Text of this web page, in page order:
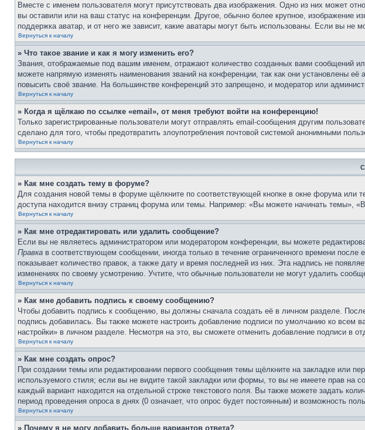
Вместе с именем пользователя могут присутствовать два изображения. Одно из них может
вы оставили или на ваш статус на конференции. Другое, обычно более крупное, изображение
поддержка аватар, и от него же зависит, какие аватары могут быть использованы. Если вы
Вернуться к началу
» Что такое звание и как я могу изменить его?
Звания, отображаемые под вашим именем, отражают количество созданных вами сообщений
можете напрямую изменять наименования званий на конференции, так как они установлены
повысить своё звание. На большинстве конференций это запрещено, и модератор или
Вернуться к началу
» Когда я щёлкаю по ссылке «email», от меня требуют войти на конференцию!
Только зарегистрированные пользователи могут отправлять email-сообщения другим
сделано для того, чтобы предотвратить злоупотребления почтовой системой анонимными
Вернуться к началу
» Как мне создать тему в форуме?
Для создания новой темы в форуме щёлкните по соответствующей кнопке в окне форума или
доступа находится внизу страниц форума или темы. Например: «Вы можете начинать темы»,
Вернуться к началу
» Как мне отредактировать или удалить сообщение?
Если вы не являетесь администратором или модератором конференции, вы можете
Правка в соответствующем сообщении, иногда только в течение ограниченного времени
показывает количество правок, а также дату и время последней из них. Эта надпись не
изменениях по своему усмотрению. Учтите, что обычные пользователи не могут удалить
Вернуться к началу
» Как мне добавить подпись к своему сообщению?
Чтобы добавить подпись к сообщению, вы должны сначала создать её в личном разделе.
подпись добавилась. Вы также можете настроить добавление подписи по умолчанию ко
настройки» в личном разделе. Несмотря на это, вы сможете отменить добавление подписи в
Вернуться к началу
» Как мне создать опрос?
При создании темы или редактировании первого сообщения темы щёлкните на закладке или
используемого стиля; если вы не видите такой закладки или формы, то вы не имеете прав на
каждый вариант находится на отдельной строке текстового поля. Вы также можете задать
период проведения опроса в днях (0 означает, что опрос будет постоянным) и возможность
Вернуться к началу
» Почему я не могу добавить больше вариантов ответа?